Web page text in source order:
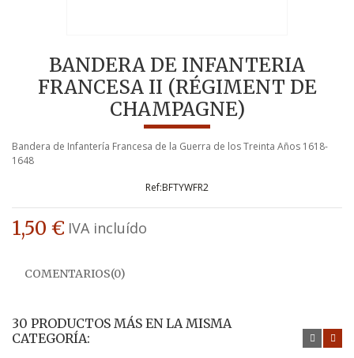
BANDERA DE INFANTERIA
FRANCESA II (RÉGIMENT DE
CHAMPAGNE)
Bandera de Infantería Francesa de la Guerra de los Treinta Años 1618-
1648
BFTYWFR2
1,50 € IVA incluído
COMENTARIOS(0)
30 PRODUCTOS MÁS EN LA MISMA
CATEGORÍA: